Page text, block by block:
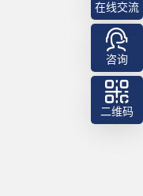
在线交流
咨询
二维码